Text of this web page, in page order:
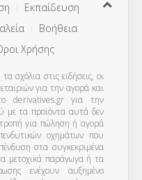
Εκπαίδευση
Βοήθεια
Χρήσης
σχόλια στις ειδήσεις, οι
για την αγορά και
derivatives.gr για την
με τα προϊόντα αυτά δεν
για πώληση ή αγορά
οχημάτων που
στα συγκεκριμένα
μετοχικά παράγωγα ή τα
ενέχουν αυξημένο